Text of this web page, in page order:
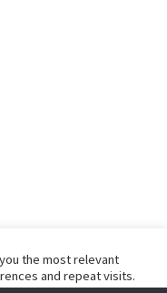
the most relevant
and repeat visits.